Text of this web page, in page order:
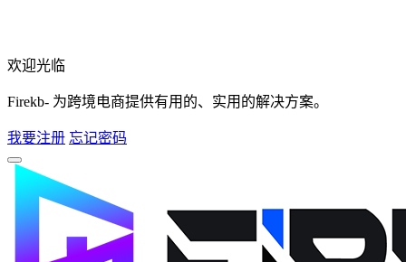
欢迎光临
Firekb- 为跨境电商提供有用的、实用的解决方案。
我要注册 忘记密码